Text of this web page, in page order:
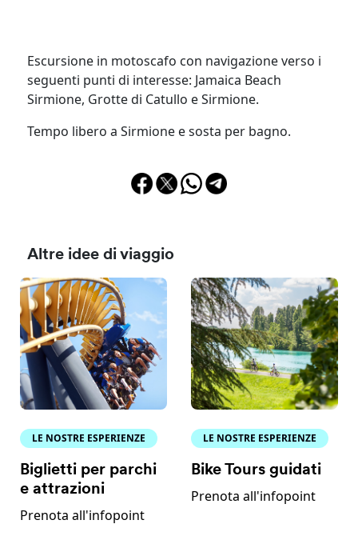
Escursione in motoscafo con navigazione verso i
seguenti punti di interesse: Jamaica Beach
Sirmione, Grotte di Catullo e Sirmione.
Tempo libero a Sirmione e sosta per bagno.
Altre idee di viaggio
LE NOSTRE ESPERIENZE
Biglietti per parchi
e attrazioni
Prenota all'infopoint
LE NOSTRE ESPERIENZE
Bike Tours guidati
Prenota all'infopoint